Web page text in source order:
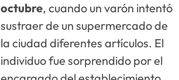
octubre, cuando un varón intentó
sustraer de un supermercado de
la ciudad diferentes artículos. El
individuo fue sorprendido por el